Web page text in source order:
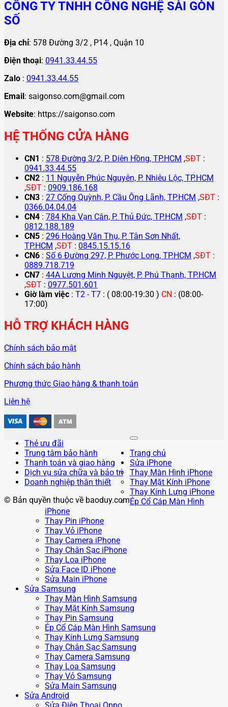
CÔNG TY TNHH CÔNG NGHỆ SÀI GÒN
SỐ
Địa chỉ: 578 Đường 3/2 , P14 , Quận 10
Điện thoại: 0941.33.44.55
Zalo : 0941.33.44.55
Email: saigonso.com@gmail.com
Website: https://saigonso.com
HỆ THỐNG CỬA HÀNG
CN1 : 578 Đường 3/2, P. Diên Hồng, TP.HCM ,SĐT :
0941.33.44.55
CN2 : 11 Nguyễn Phúc Nguyên, P. Nhiêu Lộc, TP.HCM
,SĐT : 0909.186.168
CN3 : 27 Cống Quỳnh, P. Cầu Ông Lãnh, TP.HCM ,SĐT :
0366.04.04.04
CN4 : 784 Kha Vạn Cân, P. Thủ Đức, TP.HCM ,SĐT :
0812.188.189
CN5 : 296 Hoàng Văn Thụ, P. Tân Sơn Nhất,
TP.HCM ,SĐT : 0845.15.15.16
CN6 : Số 6 Đường 297, P. Phước Long, TP.HCM ,SĐT :
0889.718.719
CN7 : 44A Lương Minh Nguyệt, P. Phú Thạnh, TP.HCM
,SĐT : 0977.501.601
Giờ làm việc : T2 - T7 : ( 08:00-19:30 ) CN : (08:00-
17:00)
HỖ TRỢ KHÁCH HÀNG
Chính sách bảo mật
Chính sách bảo hành
Phương thức Giao hàng & thanh toán
Liên hệ
Thẻ ưu đãi
Trung tâm bảo hành
Thanh toán và giao hàng
Dịch vụ sửa chữa và bảo trì
Doanh nghiệp thân thiết
© Bản quyền thuộc về baoduy.com
Trang chủ
Sửa iPhone
Thay Màn Hình iPhone
Thay Mặt Kính iPhone
Thay Kính Lưng iPhone
Ép Cổ Cáp Màn Hình
iPhone
Thay Pin iPhone
Thay Vỏ iPhone
Thay Camera iPhone
Thay Chân Sạc iPhone
Thay Loa iPhone
Sửa Face ID iPhone
Sửa Main iPhone
Sửa Samsung
Thay Màn Hình Samsung
Thay Mặt Kính Samsung
Thay Pin Samsung
Ép Cổ Cáp Màn Hình Samsung
Thay Kính Lưng Samsung
Thay Chân Sạc Samsung
Thay Camera Samsung
Thay Loa Samsung
Thay Vỏ Samsung
Sửa Main Samsung
Sửa Android